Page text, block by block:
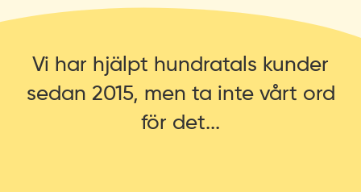
Vi har hjälpt hundratals kunder
sedan 2015, men ta inte vårt ord
för det...